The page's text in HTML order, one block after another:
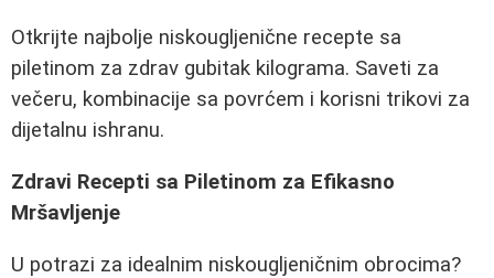
Otkrijte najbolje niskougljenične recepte sa
piletinom za zdrav gubitak kilograma. Saveti za
večeru, kombinacije sa povrćem i korisni trikovi za
dijetalnu ishranu.
Zdravi Recepti sa Piletinom za Efikasno
Mršavljenje
U potrazi za idealnim niskougljeničnim obrocima?